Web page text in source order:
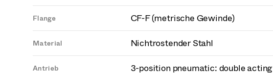
Flange CF-F (metrische Gewinde)
Material Nichtrostender Stahl
Antrieb 3-position pneumatic: double acting